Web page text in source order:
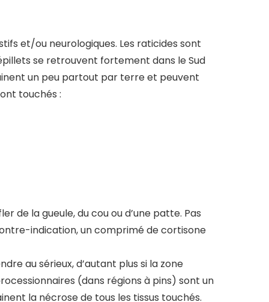
et/ou neurologiques. Les raticides sont
se retrouvent fortement dans le Sud
un peu partout par terre et peuvent
touchés :
de la gueule, du cou ou d’une patte. Pas
indication, un comprimé de cortisone
au sérieux, d’autant plus si la zone
(dans régions à pins) sont un
la nécrose de tous les tissus touchés.